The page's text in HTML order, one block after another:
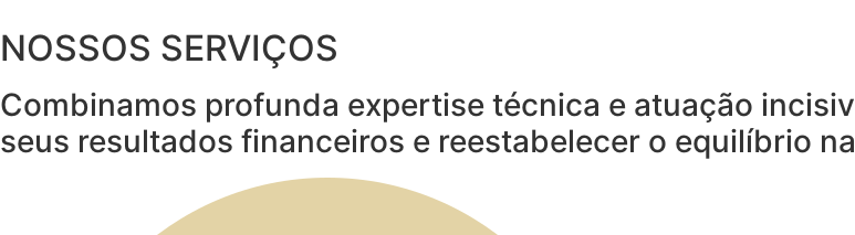
NOSSOS SERVIÇOS
Combinamos profunda expertise técnica e atuação
seus resultados financeiros e reestabelecer o equilíbrio